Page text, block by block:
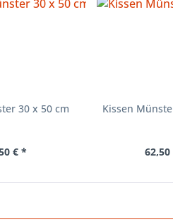
30 x 50 cm
€ *
Kissen